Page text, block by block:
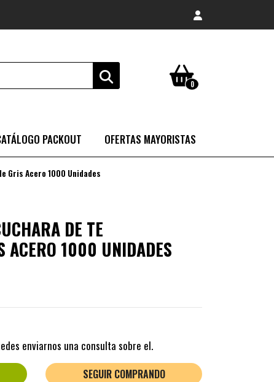
0
PACKOUT OFERTAS MAYORISTAS
Gris Acero 1000 Unidades
DE TE
ACERO 1000 UNIDADES
enviarnos una consulta sobre el.
SEGUIR COMPRANDO